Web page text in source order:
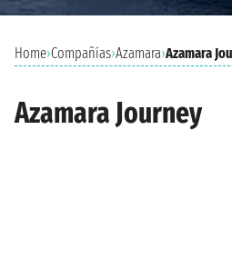
Home›Compañías›Azamara›Azamara
Azamara Journey